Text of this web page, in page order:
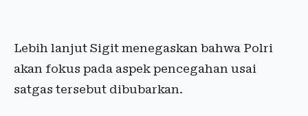
Lebih lanjut Sigit menegaskan bahwa Polri
akan fokus pada aspek pencegahan usai
satgas tersebut dibubarkan.